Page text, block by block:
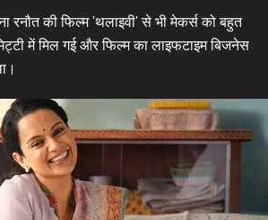
रनौत की फिल्म 'थलाइवी' से भी मेकर्स को बहुत
में मिल गई और फिल्म का लाइफटाइम बिजनेस